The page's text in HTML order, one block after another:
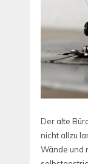
Der alte
nicht allzu
Wände und